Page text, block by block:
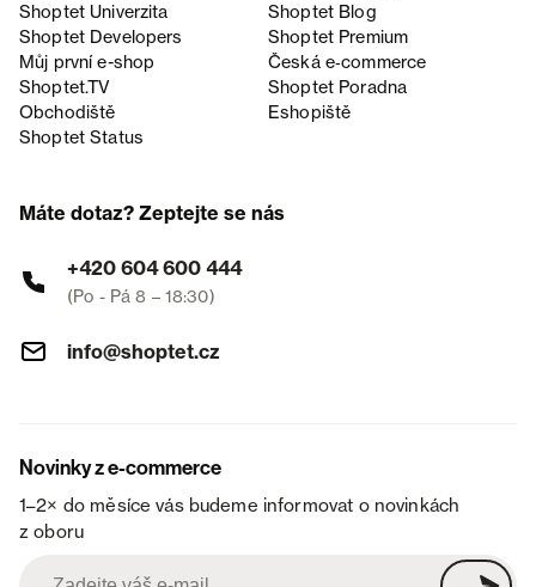
Shoptet Univerzita
Shoptet Blog
Shoptet Developers
Shoptet Premium
Můj první e-shop
Česká e‑commerce
Shoptet.TV
Shoptet Poradna
Obchodiště
Eshopiště
Shoptet Status
Máte dotaz? Zeptejte se nás
+420 604 600 444
(Po - Pá 8 – 18:30)
info@shoptet.cz
Novinky z e-commerce
1–2× do měsíce vás budeme informovat o novinkách
z oboru